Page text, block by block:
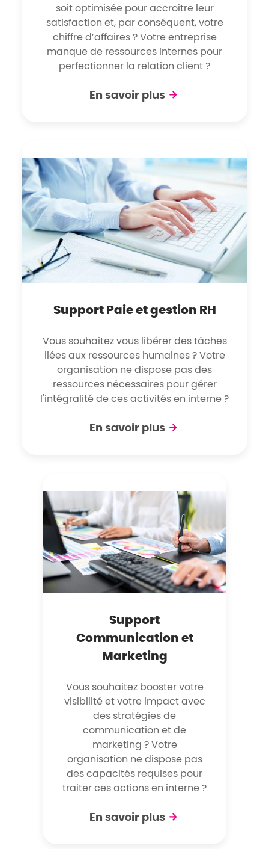
soit optimisée pour accroître leur
satisfaction et, par conséquent, votre
chiffre d’affaires ? Votre entreprise
manque de ressources internes pour
perfectionner la relation client ?
En savoir plus
Support Paie et gestion RH
Vous souhaitez vous libérer des tâches
liées aux ressources humaines ? Votre
organisation ne dispose pas des
ressources nécessaires pour gérer
l'intégralité de ces activités en interne ?
En savoir plus
Support
Communication et
Marketing
Vous souhaitez booster votre
visibilité et votre impact avec
des stratégies de
communication et de
marketing ? Votre
organisation ne dispose pas
des capacités requises pour
traiter ces actions en interne ?
En savoir plus